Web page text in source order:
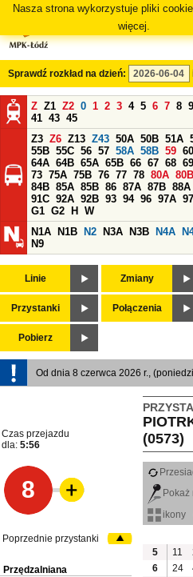
Nasza strona wykorzystuje pliki
więcej.
Sprawdź rozkład na dzień:
Z Z1 Z2 0 1 2 3 4 5 6 7 8 9
41 43 45
Z3 Z6 Z13 Z43 50A 50B 51A
55B 55C 56 57 58A 58B 59
64A 64B 65A 65B 66 67 68
73 75A 75B 76 77 78 80A 80B
84B 85A 85B 86 87A 87B 88A
91C 92A 92B 93 94 96 97A
G1 G2 H
W
N1A
N1B N2 N3A N3B N4A
N9
Linie Zmiany
Przystanki Połączenia
Pobierz
Od dnia 8 czerwca 2026 r.,
(0573)
Czas przejazdu
dla: 5:56
8
Pokaż
ikony
5
11
6
24
Poprzednie przystanki
Przędzalniana